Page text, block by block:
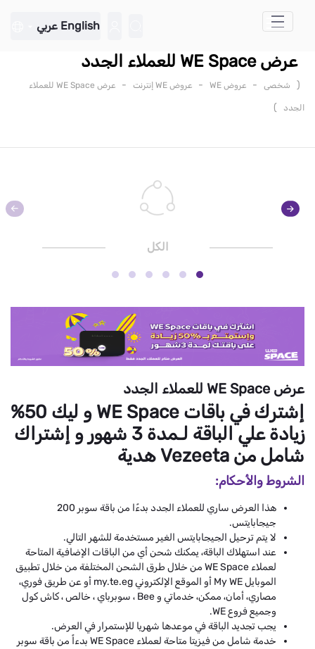
تخطي إلى المحتوى الرئيسي
English عربي
عرض WE Space للعملاء الجدد
( شخصى - عروض WE - عروض WE إنترنت - عرض WE Space للعملاء
الجدد )
الكل
عرض WE Space للعملاء الجدد
إشترك في باقات WE Space و ليك 50%
زيادة علي الباقة لـمدة 3 شهور و إشتراك
شامل من Vezeeta هدية
الشروط والأحكام:
هذا العرض ساري للعملاء الجدد بدءًا من باقة سوبر 200
جيجابايتس.
لا يتم ترحيل الجيجابايتس الغير مستخدمة للشهر التالي.
عند استهلاك الباقة، يمكنك شحن أي من الباقات الإضافية المتاحة
لعملاء WE Space من خلال طرق الشحن المختلفة من خلال تطبيق
الموبايل My WE أو الموقع الإلكتروني my.te.eg أو عن طريق فوري،
مصاري، أمان، ممكن، خدماتي و Bee ، سوبرباي ، خالص ، كاش كول
وجميع فروع WE.
يجب تجديد الباقة في موعدها شهريا للإستمرار في العرض.
خدمة شامل من فيزيتا متاحة لعملاء WE Space بدءاً من باقة سوبر